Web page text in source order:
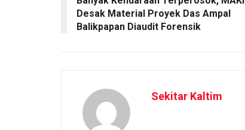
Desak Material Proyek Das Ampal
Balikpapan Diaudit Forensik
Sekitar Kaltim